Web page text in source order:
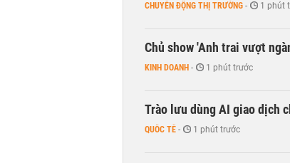
CHUYỂN ĐỘNG THỊ TRƯỜNG - 1 phút
Chủ show 'Anh trai vượt
KINH DOANH - 1 phút trước
Trào lưu dùng AI giao dịch
QUỐC TẾ - 1 phút trước